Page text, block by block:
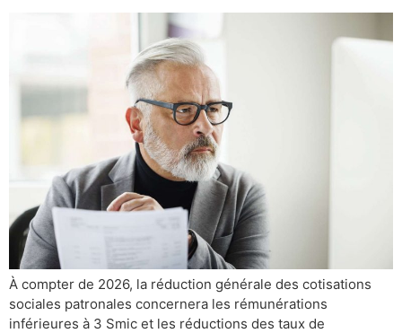
À compter de 2026, la réduction générale des cotisations
sociales patronales concernera les rémunérations
inférieures à 3 Smic et les réductions des taux de